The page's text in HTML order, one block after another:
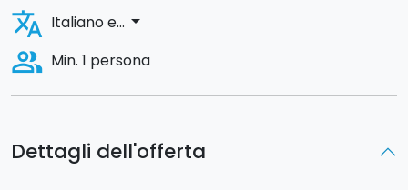
Dettagli dell'offerta
translate Italiano e... arrow_drop_down
people_alt Min. 1 persona